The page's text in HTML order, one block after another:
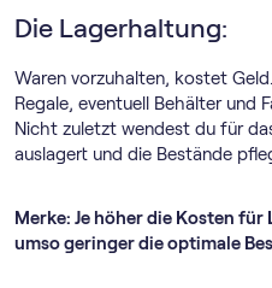
Die Lagerhaltung:
Waren vorzuhalten, kostet
Regale, eventuell Behälter und
Nicht zuletzt wendest du für
auslagert und die Bestände
Merke: Je höher die Kosten
umso geringer die optimale